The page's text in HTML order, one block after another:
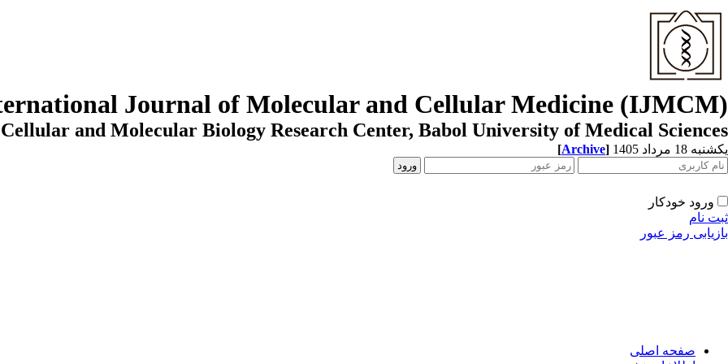
Journal of Molecular and Cellular Medicine (IJMCM)
Cellular and Molecular Biology Research Center, Babol University of Medical Sciences
یکشنبه 18 مرداد 1405 [Archive]
ورود خودکار
ثبت نام
بازیابی رمز عبور
صفحه اصلی